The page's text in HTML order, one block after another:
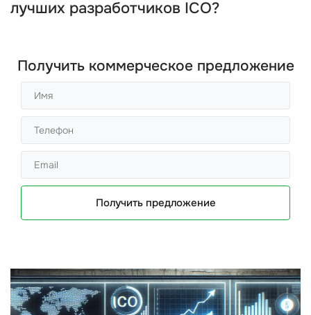
лучших разработчиков ICO?
Получить коммерческое предложение
Получить предложение